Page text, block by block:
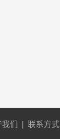
们 联系方式